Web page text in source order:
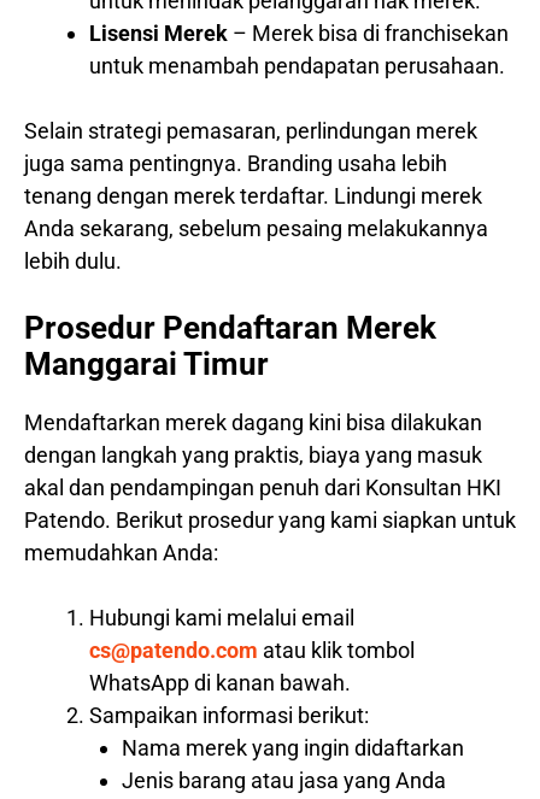
Lisensi Merek – Merek bisa di franchisekan
untuk menambah pendapatan perusahaan.
Selain strategi pemasaran, perlindungan merek
juga sama pentingnya. Branding usaha lebih
tenang dengan merek terdaftar. Lindungi merek
Anda sekarang, sebelum pesaing melakukannya
lebih dulu.
Prosedur Pendaftaran Merek
Manggarai Timur
Mendaftarkan merek dagang kini bisa dilakukan
dengan langkah yang praktis, biaya yang masuk
akal dan pendampingan penuh dari Konsultan HKI
Patendo. Berikut prosedur yang kami siapkan untuk
memudahkan Anda:
Hubungi kami melalui email
cs@patendo.com atau klik tombol
WhatsApp di kanan bawah.
Sampaikan informasi berikut:
Nama merek yang ingin didaftarkan
Jenis barang atau jasa yang Anda